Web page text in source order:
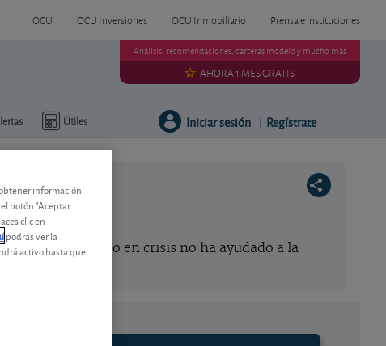
OCU OCU Inversiones OCU Inmobiliario Prensa e instituciones
Útiles
Análisis, recomendaciones, carteras modelo y mucho más
AHORA 1 MES GRATIS
Iniciar sesión | Regístrate
en un mercado en crisis no ha ayudado a la
información
botón "Aceptar
clic en
podrás ver la
activo hasta que